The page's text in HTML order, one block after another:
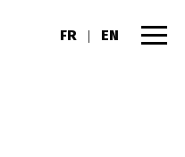
FR | EN